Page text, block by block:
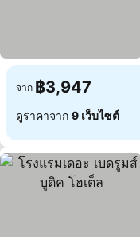
จาก ฿3,947
ดูราคาจาก 9 เว็บไซต์